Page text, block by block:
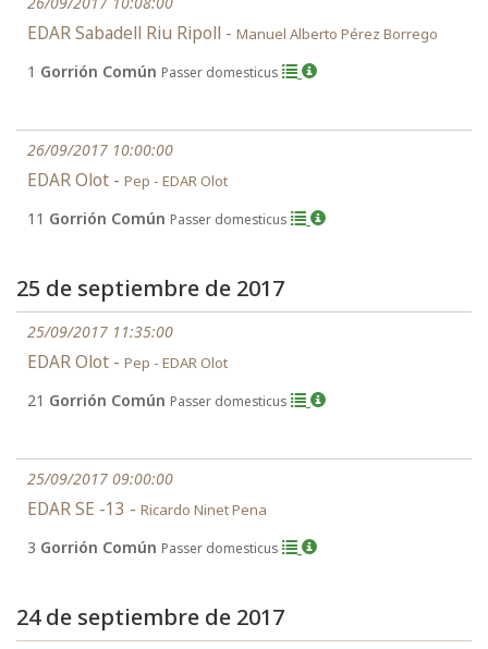
EDAR Sabadell Riu Ripoll - Manuel Alberto Pérez Borrego
1 Gorrión Común Passer domesticus
26/09/2017 10:00:00
EDAR Olot - Pep - EDAR Olot
11 Gorrión Común Passer domesticus
25 de septiembre de 2017
25/09/2017 11:35:00
EDAR Olot - Pep - EDAR Olot
21 Gorrión Común Passer domesticus
25/09/2017 09:00:00
EDAR SE -13 - Ricardo Ninet Pena
3 Gorrión Común Passer domesticus
24 de septiembre de 2017